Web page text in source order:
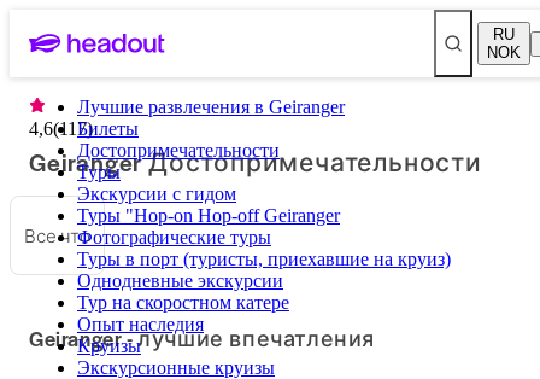
RU
NOK
Лучшие развлечения в Geiranger
Билеты
Достопримечательности
Туры
Экскурсии с гидом
Туры "Hop-on Hop-off Geiranger
Фотографические туры
Туры в порт (туристы, приехавшие на круиз)
Однодневные экскурсии
Тур на скоростном катере
Опыт наследия
Круизы
Экскурсионные круизы
4,6(117)
Geiranger Достопримечательности
Все что
Geiranger - лучшие впечатления